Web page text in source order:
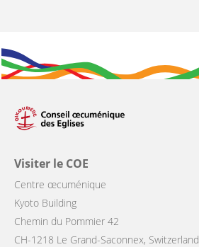
Visiter le COE
Centre œcuménique
Kyoto Building
Chemin du Pommier 42
CH-1218 Le Grand-Saconnex, Switzerland